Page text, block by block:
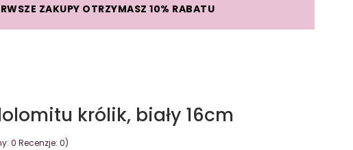
ZAKUPY OTRZYMASZ 10% RABATU
królik, biały 16cm
0 Recenzje: 0)